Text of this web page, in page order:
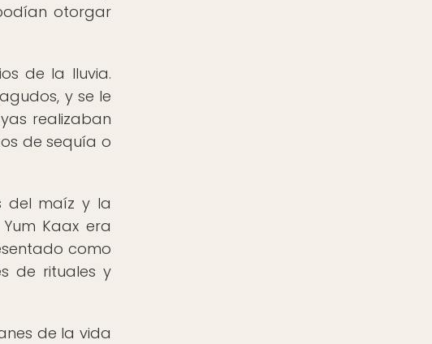
otorgar
de la lluvia.
y se le
realizaban
de sequía o
del maíz y la
Kaax era
como
de rituales y
de la vida